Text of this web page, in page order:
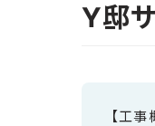
Y邸
【工事